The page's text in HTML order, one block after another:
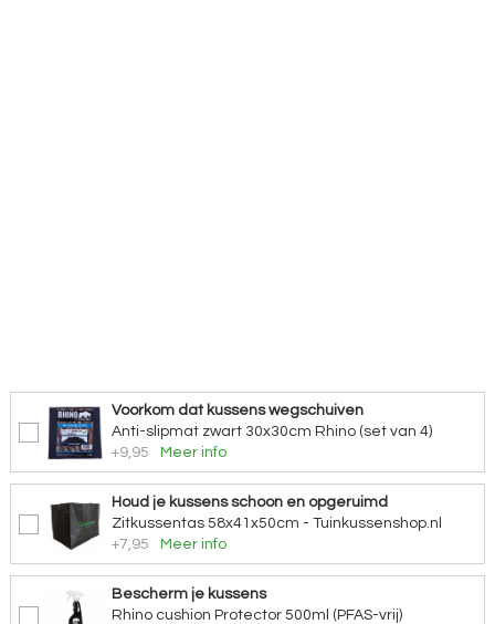
Voorkom dat kussens wegschuiven
Anti-slipmat zwart 30x30cm Rhino (set van 4)
+9,95
Meer info
Houd je kussens schoon en opgeruimd
Zitkussentas 58x41x50cm - Tuinkussenshop.nl
+7,95
Meer info
Bescherm je kussens
Rhino cushion Protector 500ml (PFAS-vrij)